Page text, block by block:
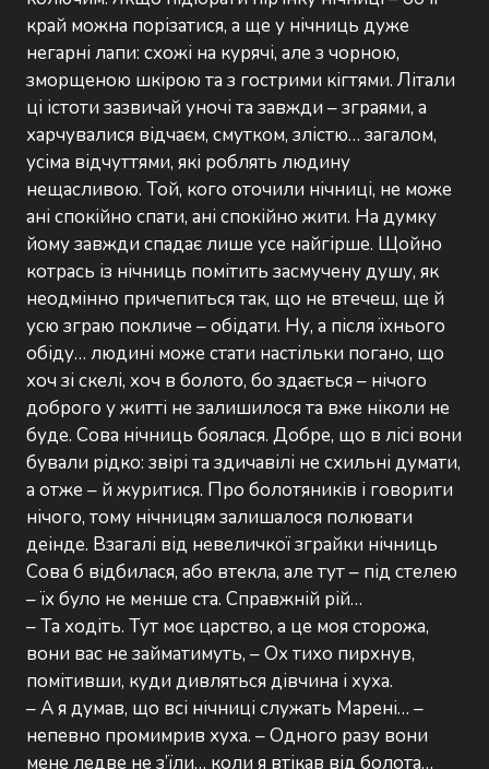
край можна порізатися, а ще у нічниць дуже
негарні лапи: схожі на курячі, але з чорною,
зморщеною шкірою та з гострими кігтями. Літали
ці істоти зазвичай уночі та завжди – зграями, а
харчувалися відчаєм, смутком, злістю… загалом,
усіма відчуттями, які роблять людину
нещасливою. Той, кого оточили нічниці, не може
ані спокійно спати, ані спокійно жити. На думку
йому завжди спадає лише усе найгірше. Щойно
котрась із нічниць помітить засмучену душу, як
неодмінно причепиться так, що не втечеш, ще й
усю зграю покличе – обідати. Ну, а після їхнього
обіду… людині може стати настільки погано, що
хоч зі скелі, хоч в болото, бо здається – нічого
доброго у житті не залишилося та вже ніколи не
буде. Сова нічниць боялася. Добре, що в лісі вони
бували рідко: звірі та здичавілі не схильні думати,
а отже – й журитися. Про болотяників і говорити
нічого, тому нічницям залишалося полювати
деінде. Взагалі від невеличкої зграйки нічниць
Сова б відбилася, або втекла, але тут – під стелею
– їх було не менше ста. Справжній рій…
– Та ходіть. Тут моє царство, а це моя сторожа,
вони вас не займатимуть, – Ох тихо пирхнув,
помітивши, куди дивляться дівчина і хуха.
– А я думав, що всі нічниці служать Марені… –
непевно промимрив хуха. – Одного разу вони
мене ледве не з’їли… коли я втікав від болота…